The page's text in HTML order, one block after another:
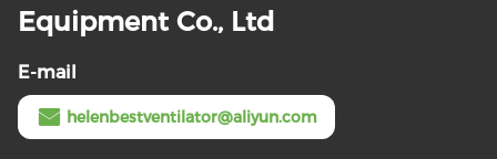
Equipment Co., Ltd
E-mail
helenbestventilator@aliyun.com